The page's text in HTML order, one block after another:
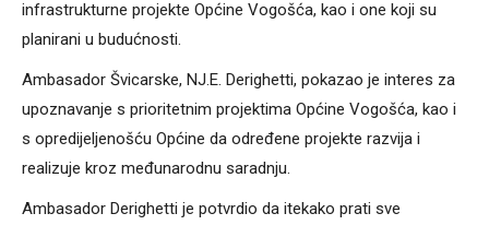
infrastrukturne projekte Općine Vogošća, kao i one koji su
planirani u budućnosti.
Ambasador Švicarske, NJ.E. Derighetti, pokazao je interes za
upoznavanje s prioritetnim projektima Općine Vogošća, kao i
s opredijeljenošću Općine da određene projekte razvija i
realizuje kroz međunarodnu saradnju.
Ambasador Derighetti je potvrdio da itekako prati sve